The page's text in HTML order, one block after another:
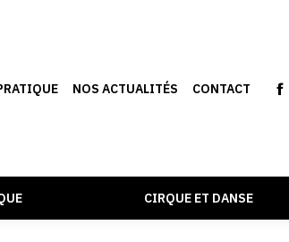
NOS ACTUALITÉS CONTACT
CIRQUE ET DANSE